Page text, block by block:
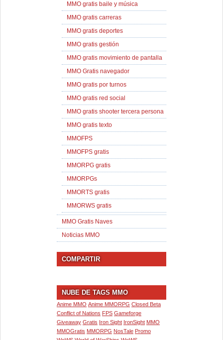
MMO gratis baile y música
MMO gratis carreras
MMO gratis deportes
MMO gratis gestión
MMO gratis movimiento de pantalla
MMO Gratis navegador
MMO gratis por turnos
MMO gratis red social
MMO gratis shooter tercera persona
MMO gratis texto
MMOFPS
MMOFPS gratis
MMORPG gratis
MMORPGs
MMORTS gratis
MMORWS gratis
MMO Gratis Naves
Noticias MMO
COMPARTIR
NUBE DE TAGS MMO
Anime MMO Anime MMORPG Closed Beta
Conflict of Nations FPS Gameforge
Giveaway Gratis Iron Sight IronSight MMO
MMOGratis MMORPG NosTale Promo